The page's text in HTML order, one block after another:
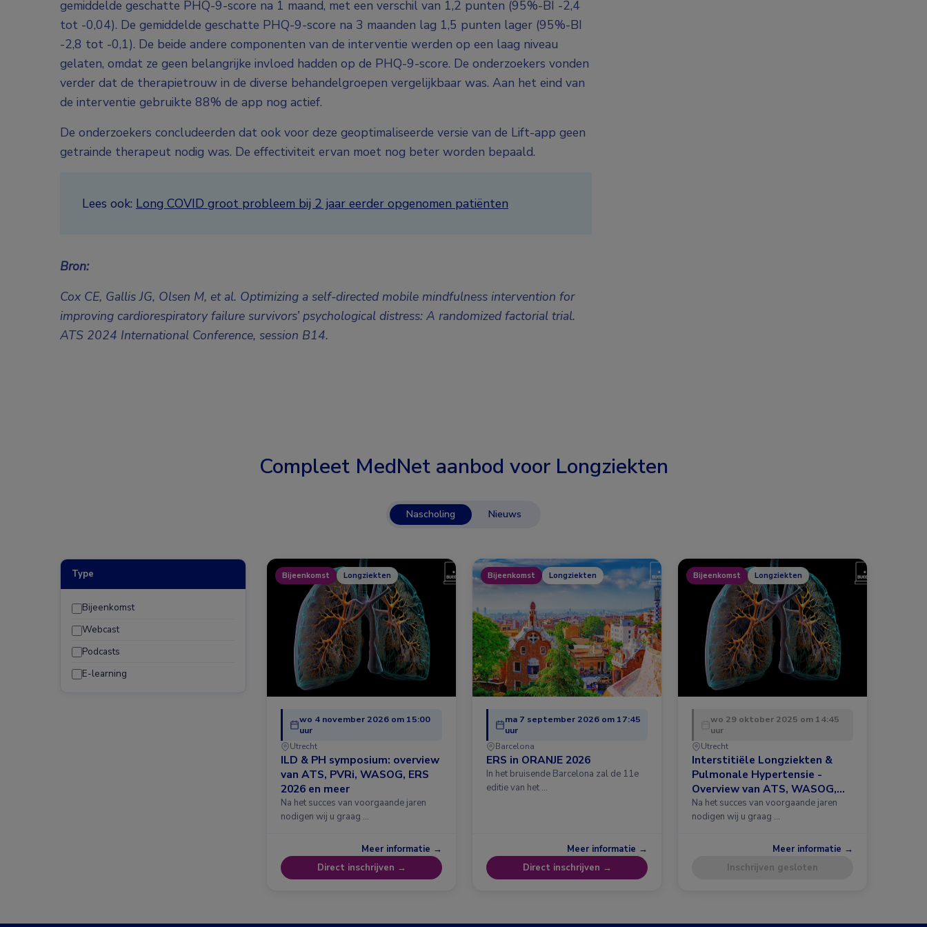
gemiddelde geschatte PHQ-9-score na 1 maand, met een verschil van 1,2 punten (95%-BI -2,4
tot -0,04). De gemiddelde geschatte PHQ-9-score na 3 maanden lag 1,5 punten lager (95%-BI
-2,8 tot -0,1). De beide andere componenten van de interventie werden op een laag niveau
gelaten, omdat ze geen belangrijke invloed hadden op de PHQ-9-score. De onderzoekers vonden
verder dat de therapietrouw in de diverse behandelgroepen vergelijkbaar was. Aan het eind van
de interventie gebruikte 88% de app nog actief.
De onderzoekers concludeerden dat ook voor deze geoptimaliseerde versie van de Lift-app geen
getrainde therapeut nodig was. De effectiviteit ervan moet nog beter worden bepaald.
Lees ook: Long COVID groot probleem bij 2 jaar eerder opgenomen patiënten
Bron:
Cox CE, Gallis JG, Olsen M, et al. Optimizing a self-directed mobile mindfulness intervention for
improving cardiorespiratory failure survivors’ psychological distress: A randomized factorial trial.
ATS 2024 International Conference, session B14.
Compleet MedNet aanbod voor Longziekten
Nascholing Nieuws
Type
Bijeenkomst
Webcast
Podcasts
E-learning
Bijeenkomst Longziekten
wo 4 november 2026 om 15:00
uur
Utrecht
ILD & PH symposium: overview
van ATS, PVRi, WASOG, ERS
2026 en meer
Na het succes van voorgaande jaren
nodigen wij u graag …
Meer informatie →
Direct inschrijven →
Bijeenkomst Longziekten
ma 7 september 2026 om 17:45
uur
Barcelona
ERS in ORANJE 2026
In het bruisende Barcelona zal de 11e
editie van het …
Meer informatie →
Direct inschrijven →
Bijeenkomst Longziekten
wo 29 oktober 2025 om 14:45
uur
Utrecht
Interstitiële Longziekten &
Pulmonale Hypertensie -
Overview van ATS, WASOG,
ERS 2025 en meer
Na het succes van voorgaande jaren
nodigen wij u graag …
Meer informatie →
Inschrijven gesloten